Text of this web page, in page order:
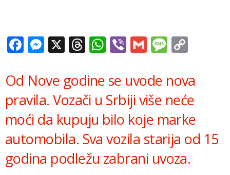
Facebook
Messenger
X Threads
WhatsApp
ViberGmail
Od Nove godine se uvode nova
pravila. Vozači u Srbiji više neće
moći da kupuju bilo koje marke
automobila. Sva vozila starija od 15
godina podležu zabrani uvoza.